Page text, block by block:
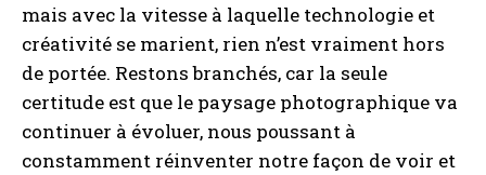
mais avec la vitesse à laquelle technologie et
créativité se marient, rien n’est vraiment hors
de portée. Restons branchés, car la seule
certitude est que le paysage photographique va
continuer à évoluer, nous poussant à
constamment réinventer notre façon de voir et